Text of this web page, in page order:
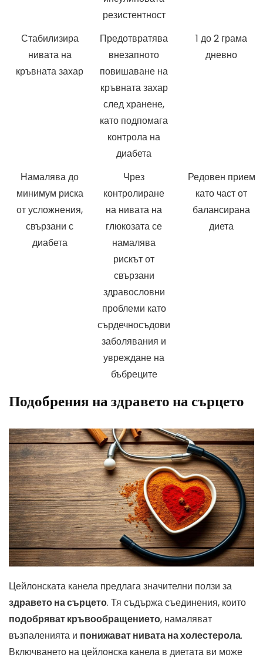
резистентност
Стабилизира
нивата на
кръвната захар
Предотвратява
внезапното
повишаване на
кръвната захар
след хранене,
като подпомага
контрола на
диабета
1 до 2 грама
дневно
Намалява до
минимум риска
от усложнения,
свързани с
диабета
Чрез
контролиране
на нивата на
глюкозата се
намалява
рискът от
свързани
здравословни
проблеми като
сърдечносъдови
заболявания и
увреждане на
бъбреците
Редовен прием
като част от
балансирана
диета
Подобрения на здравето на сърцето
Цейлонската канела предлага значителни ползи за
здравето на сърцето. Тя съдържа съединения, които
подобряват кръвообращението, намаляват
възпаленията и понижават нивата на холестерола.
Включването на цейлонска канела в диетата ви може